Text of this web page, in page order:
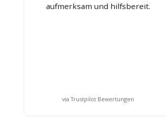
aufmerksam und hilfsbereit.
via Trustpilot Bewertungen